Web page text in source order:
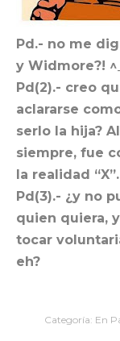
Pd.- no me
y Widmore?!
Pd(2).- creo
aclararse
serlo la hija?
siempre, fue
la realidad “X”.
Pd(3).- ¿y no
quien quiera,
tocar
eh?
Categoría: En